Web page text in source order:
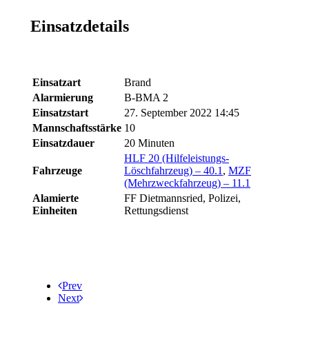
Einsatzdetails
Einsatzart
Brand
Alarmierung
B-BMA 2
Einsatzstart
27. September 2022 14:45
Mannschaftsstärke 10
Einsatzdauer
20 Minuten
Fahrzeuge
HLF 20 (Hilfeleistungs-
Löschfahrzeug) – 40.1 , MZF
(Mehrzweckfahrzeug) – 11.1
Alamierte
Einheiten
FF Dietmannsried, Polizei,
Rettungsdienst
Prev
Next